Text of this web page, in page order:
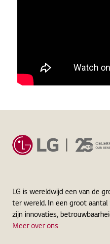
LG is wereldwijd een van de
ter wereld. In een groot
zijn innovaties,
Meer over ons